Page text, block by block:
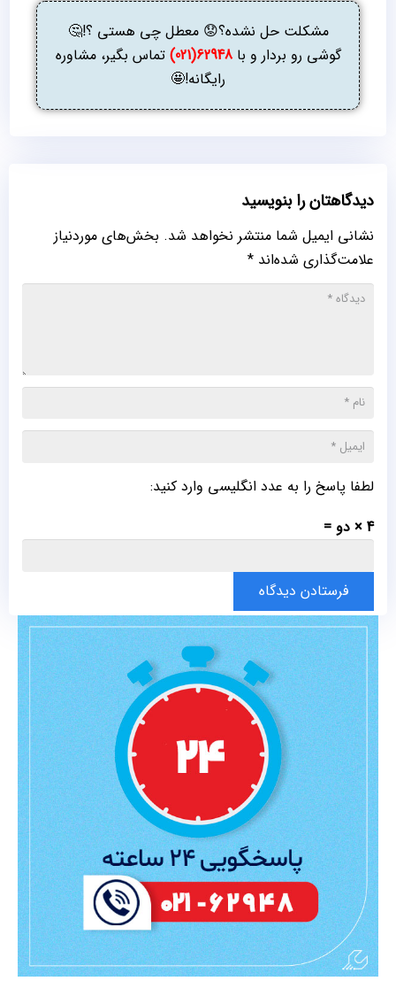
مشکلت حل نشده؟😟 معطل چی هستی ؟!🤔
گوشی رو بردار و با62948(021)
تماس بگیر، مشاوره
رایگانه!🤩
دیدگاهتان را بنویسید
نشانی ایمیل شما منتشر نخواهد شد. بخش‌های موردنیاز
علامت‌گذاری شده‌اند *
لطفا پاسخ را به عدد انگلیسی وارد کنید:
4 × دو =
فرستادن دیدگاه